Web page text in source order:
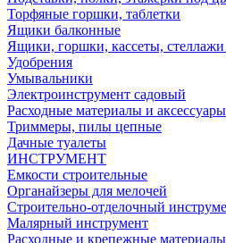
Торфяные горшки, таблетки
Ящики балконные
Ящики, горшки, кассеты, стеллажи
Удобрения
Умывальники
Электроинструмент садовый
Расходные материалы и аксессуары
Триммеры, пилы цепные
Дачные туалеты
ИНСТРУМЕНТ
Емкости строительные
Органайзеры для мелочей
Строительно-отделочный
Малярный инструмент
Расходные и крепежные материалы